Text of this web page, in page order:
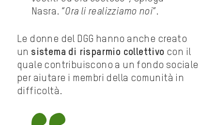
Nasra. “Ora li realizziamo noi”.
Le donne del DGG hanno anche creato
un sistema di risparmio collettivo con il
quale contribuiscono a un fondo sociale
per aiutare i membri della comunità in
difficoltà.